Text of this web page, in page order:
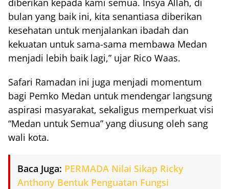
diberikan kepada kami semua. Insya Allah, di
bulan yang baik ini, kita senantiasa diberikan
kesehatan untuk menjalankan ibadah dan
kekuatan untuk sama-sama membawa Medan
menjadi lebih baik lagi,” ujar Rico Waas.
Safari Ramadan ini juga menjadi momentum
bagi Pemko Medan untuk mendengar langsung
aspirasi masyarakat, sekaligus memperkuat visi
“Medan untuk Semua” yang diusung oleh sang
wali kota.
Baca Juga: PERMADA Nilai Sikap Ricky
Anthony Bentuk Penguatan Fungsi